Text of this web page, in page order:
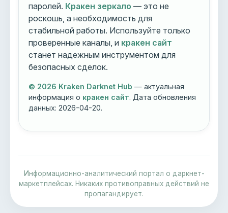
паролей. Кракен зеркало — это не
роскошь, а необходимость для
стабильной работы. Используйте только
проверенные каналы, и кракен сайт
станет надежным инструментом для
безопасных сделок.
© 2026 Kraken Darknet Hub — актуальная
информация о кракен сайт. Дата обновления
данных:2026-04-20.
Информационно-аналитический портал о даркнет-
маркетплейсах. Никаких противоправных действий не
пропагандирует.